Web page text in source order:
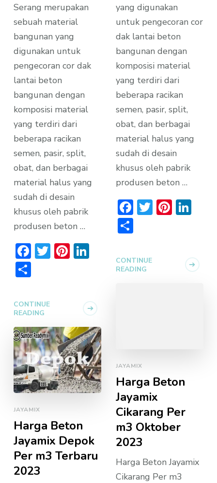
yang digunakan
untuk pengecoran cor
dak lantai beton
bangunan dengan
komposisi material
yang terdiri dari
beberapa racikan
semen, pasir, split,
obat, dan berbagai
material halus yang
sudah di desain
khusus oleh pabrik
produsen beton …
Facebook
Twitter
Share
CONTINUE
READING
Serang merupakan
sebuah material
bangunan yang
digunakan untuk
pengecoran cor dak
lantai beton
bangunan dengan
komposisi material
yang terdiri dari
beberapa racikan
semen, pasir, split,
obat, dan berbagai
material halus yang
sudah di desain
khusus oleh pabrik
produsen beton …
Facebook
TwitterPinterest
CONTINUE
READING
JAYAMIX
Harga Beton
Jayamix
Cikarang Per
m3 Oktober
2023
Harga Beton Jayamix
Cikarang Per m3
JAYAMIX
Harga Beton
Jayamix Depok
Per m3 Terbaru
2023